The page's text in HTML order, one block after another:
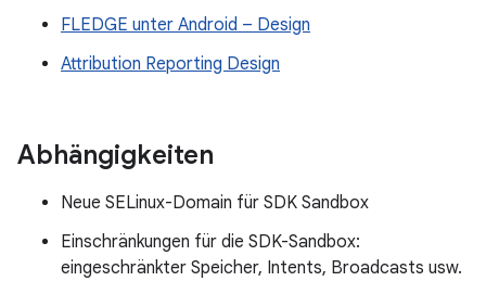
FLEDGE unter Android – Design
Attribution Reporting Design
Abhängigkeiten
Neue SELinux-Domain für SDK Sandbox
Einschränkungen für die SDK-Sandbox:
eingeschränkter Speicher, Intents, Broadcasts usw.